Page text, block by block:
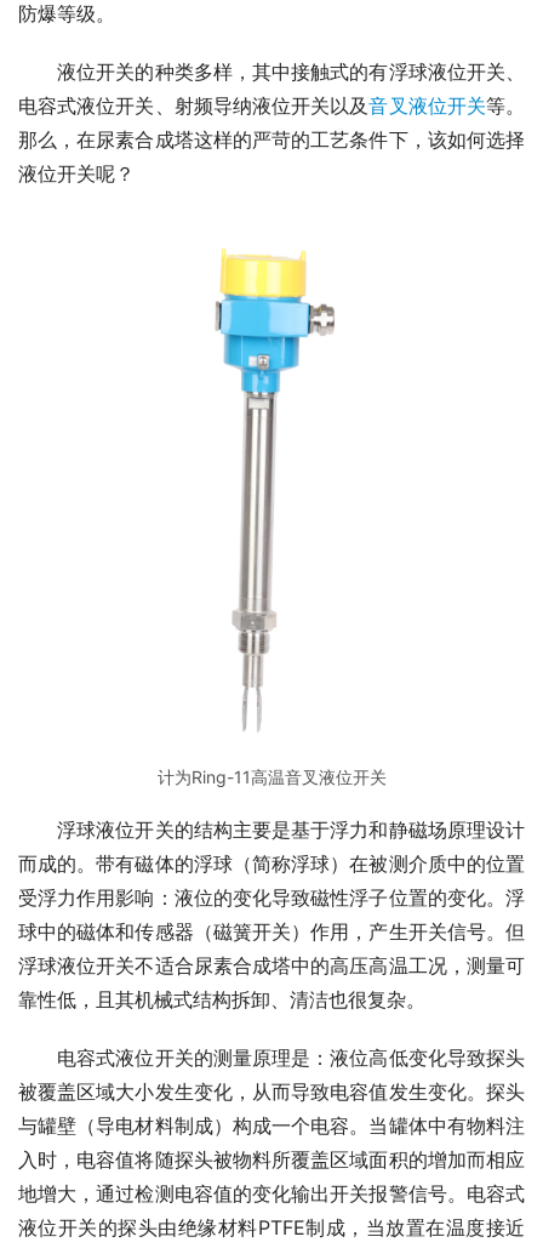
防爆等级。
液位开关的种类多样，其中接触式的有浮球液位开关、
电容式液位开关、射频导纳液位开关以及音叉液位开关等。
那么，在尿素合成塔这样的严苛的工艺条件下，该如何选择
液位开关呢？
计为Ring-11高温音叉液位开关
浮球液位开关的结构主要是基于浮力和静磁场原理设计
而成的。带有磁体的浮球（简称浮球）在被测介质中的位置
受浮力作用影响：液位的变化导致磁性浮子位置的变化。浮
球中的磁体和传感器（磁簧开关）作用，产生开关信号。但
浮球液位开关不适合尿素合成塔中的高压高温工况，测量可
靠性低，且其机械式结构拆卸、清洁也很复杂。
电容式液位开关的测量原理是：液位高低变化导致探头
被覆盖区域大小发生变化，从而导致电容值发生变化。探头
与罐壁（导电材料制成）构成一个电容。当罐体中有物料注
入时，电容值将随探头被物料所覆盖区域面积的增加而相应
地增大，通过检测电容值的变化输出开关报警信号。电容式
液位开关的探头由绝缘材料PTFE制成，当放置在温度接近